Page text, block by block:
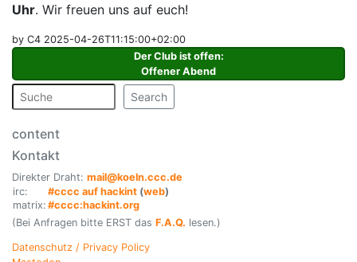
Uhr. Wir freuen uns auf euch!
by C4 2025-04-26T11:15:00+02:00
Der Club ist offen:
Offener Abend
Search
content
Kontakt
Direkter Draht: mail@koeln.ccc.de
irc:
#cccc auf hackint (web)
matrix: #cccc:hackint.org
(Bei Anfragen bitte ERST das F.A.Q. lesen.)
Datenschutz / Privacy Policy